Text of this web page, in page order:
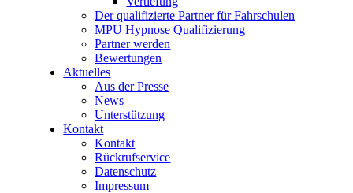
Der qualifizierte Partner für Fahrschulen
MPU Hypnose Qualifizierung
Partner werden
Bewertungen
Aktuelles
Aus der Presse
News
Unterstützung
Kontakt
Kontakt
Rückrufservice
Datenschutz
Impressum